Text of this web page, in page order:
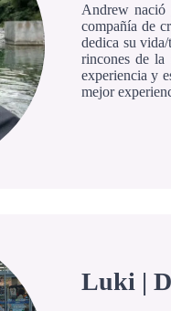
Andrew nació
compañía de
dedica su
rincones de la
experiencia y
mejor
Luki |